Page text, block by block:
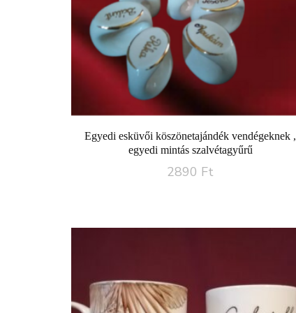
Egyedi esküvői köszönetajándék vendégeknek ,
egyedi mintás szalvétagyűrű
2890 Ft